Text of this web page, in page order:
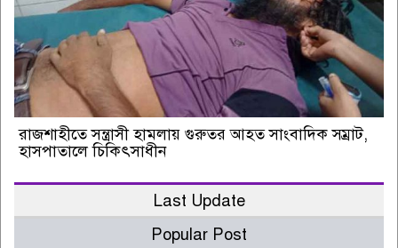
রাজশাহীতে সন্ত্রাসী হামলায় গুরুতর আহত সাংবাদিক সম্রাট,
হাসপাতালে চিকিৎসাধীন
Last Update
Popular Post